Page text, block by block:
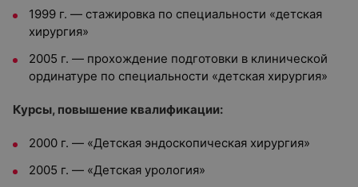
1999 г. — стажировка по специальности «детская
хирургия»
2005 г. — прохождение подготовки в клинической
ординатуре по специальности «детская хирургия»
Курсы, повышение квалификации:
2000 г. — «Детская эндоскопическая хирургия»
2005 г. — «Детская урология»